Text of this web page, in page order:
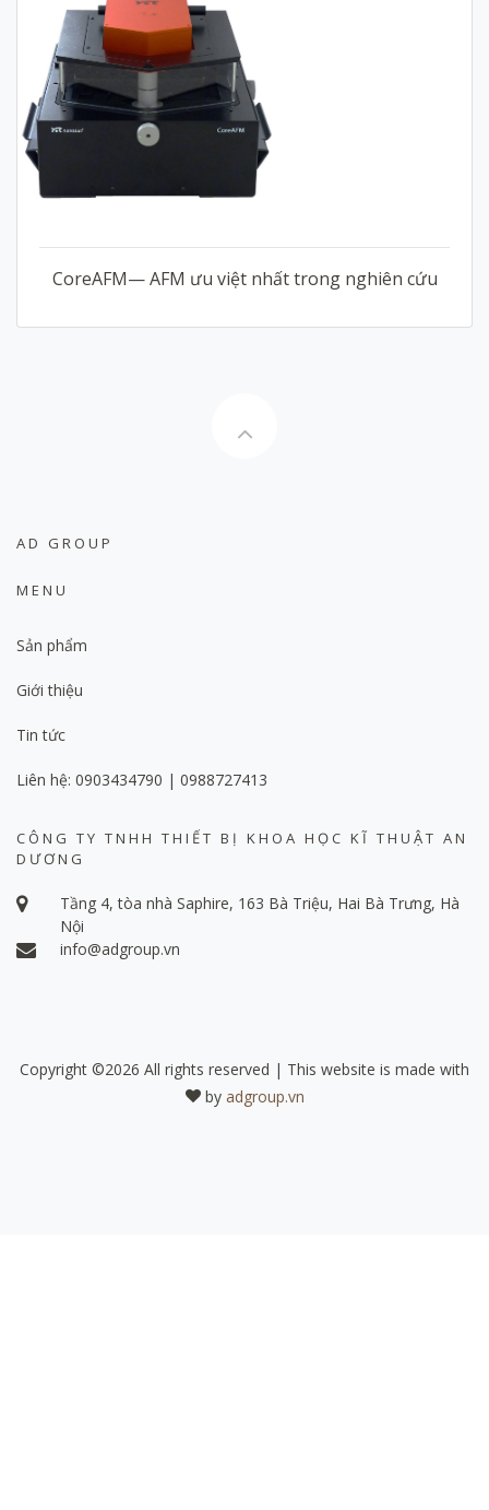
CoreAFM— AFM ưu việt nhất trong nghiên cứu
AD GROUP
MENU
Sản phẩm
Giới thiệu
Tin tức
Liên hệ: 0903434790 | 0988727413
CÔNG TY TNHH THIẾT BỊ KHOA HỌC KĨ THUẬT AN
DƯƠNG
Tầng 4, tòa nhà Saphire, 163 Bà Triệu, Hai Bà Trưng, Hà
Nội
info@adgroup.vn
Copyright ©2026 All rights reserved | This website is made with
by adgroup.vn